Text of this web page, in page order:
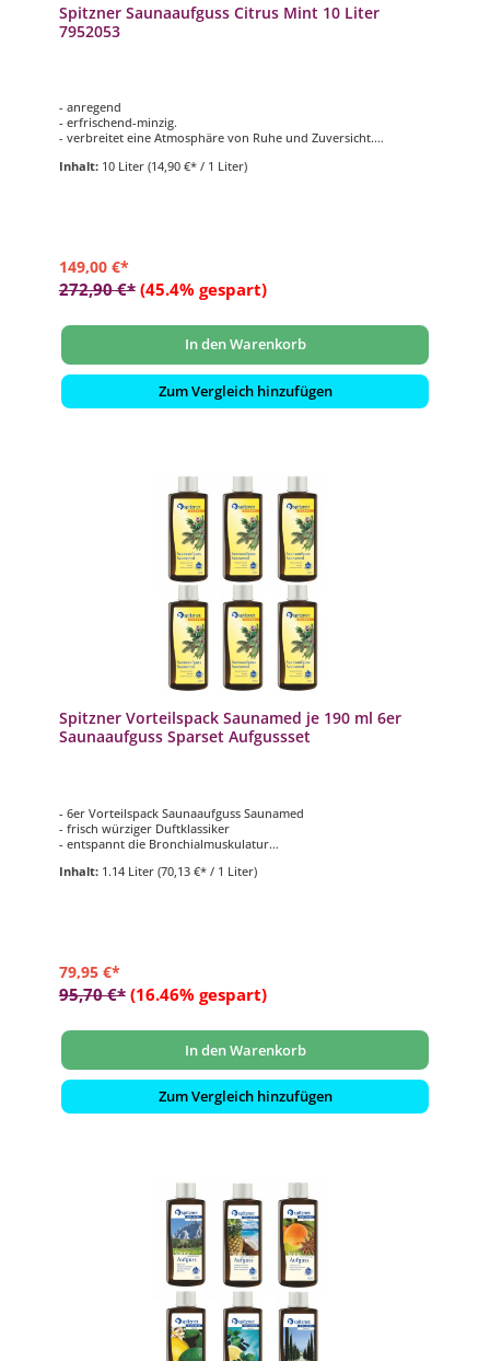
Spitzner Saunaaufguss Citrus Mint 10 Liter
7952053
- anregend
- erfrischend-minzig.
- verbreitet eine Atmosphäre von Ruhe und ­Zuversicht.
Inhalt: 10 Liter (14,90 €* / 1 Liter)
149,00 €*
272,90 €* (45.4% gespart)
In den Warenkorb
Zum Vergleich hinzufügen
Spitzner Vorteilspack Saunamed je 190 ml 6er
Saunaaufguss Sparset Aufgussset
- 6er Vorteilspack Saunaaufguss Saunamed
- frisch würziger Duftklassiker
- entspannt die Bronchialmuskulatur
Inhalt: 1.14 Liter (70,13 €* / 1 Liter)
79,95 €*
95,70 €* (16.46% gespart)
In den Warenkorb
Zum Vergleich hinzufügen